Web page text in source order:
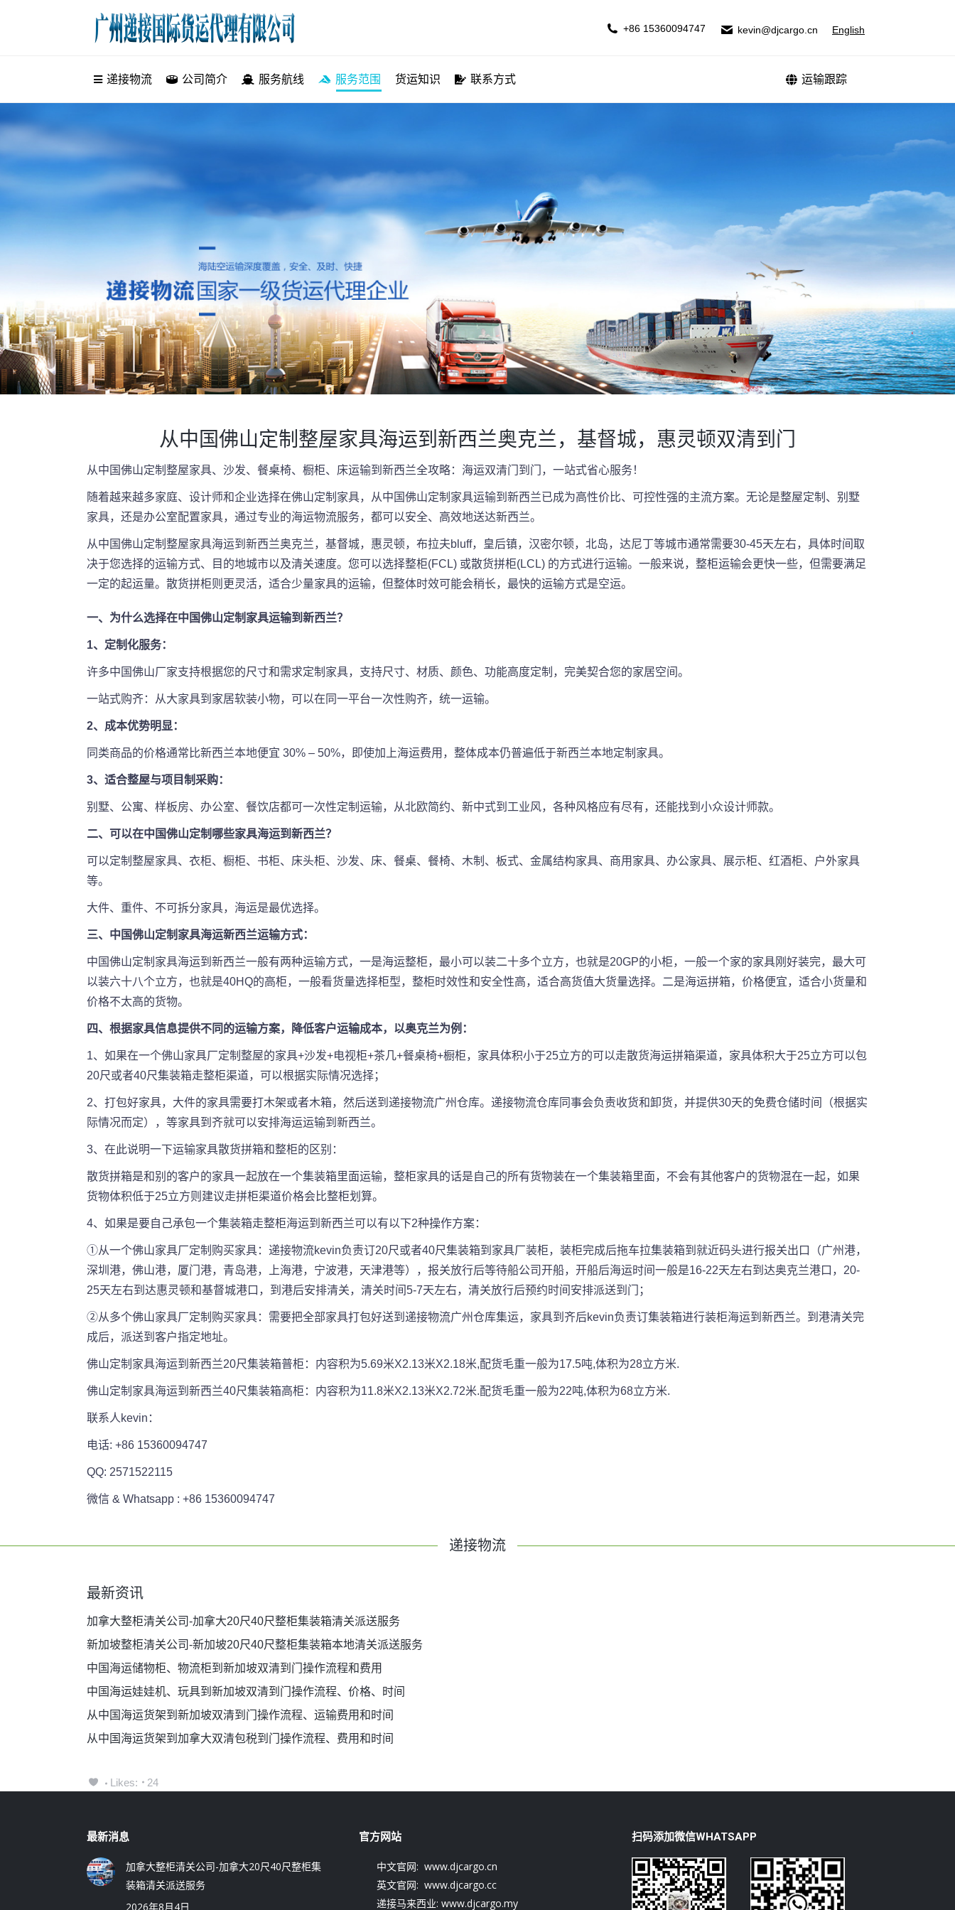
+86 15360094747 kevin@djcargo.cn English
递接物流 公司简介 服务航线 服务范围 货运知识 联系方式 运输跟踪
从中国佛山定制整屋家具海运到新西兰奥克兰，基督城，惠灵顿双清到门
从中国佛山定制整屋家具、沙发、餐桌椅、橱柜、床运输到新西兰全攻略：海运双清门到门，一站式省心服务！
随着越来越多家庭、设计师和企业选择在佛山定制家具，从中国佛山定制家具运输到新西兰已成为高性价比、可控性强的主流方案。无论是整屋定制、别墅
家具，还是办公室配置家具，通过专业的海运物流服务，都可以安全、高效地送达新西兰。
从中国佛山定制整屋家具海运到新西兰奥克兰，基督城，惠灵顿，布拉夫bluff，皇后镇，汉密尔顿，北岛，达尼丁等城市通常需要30-45天左右，具体时间取
决于您选择的运输方式、目的地城市以及清关速度。您可以选择整柜(FCL) 或散货拼柜(LCL) 的方式进行运输。一般来说，整柜运输会更快一些，但需要满足
一定的起运量。散货拼柜则更灵活，适合少量家具的运输，但整体时效可能会稍长，最快的运输方式是空运。
一、为什么选择在中国佛山定制家具运输到新西兰？
1、定制化服务：
许多中国佛山厂家支持根据您的尺寸和需求定制家具，支持尺寸、材质、颜色、功能高度定制，完美契合您的家居空间。
一站式购齐：从大家具到家居软装小物，可以在同一平台一次性购齐，统一运输。
2、成本优势明显：
同类商品的价格通常比新西兰本地便宜 30% – 50%，即使加上海运费用，整体成本仍普遍低于新西兰本地定制家具。
3、适合整屋与项目制采购：
别墅、公寓、样板房、办公室、餐饮店都可一次性定制运输，从北欧简约、新中式到工业风，各种风格应有尽有，还能找到小众设计师款。
二、可以在中国佛山定制哪些家具海运到新西兰？
可以定制整屋家具、衣柜、橱柜、书柜、床头柜、沙发、床、餐桌、餐椅、木制、板式、金属结构家具、商用家具、办公家具、展示柜、红酒柜、户外家具
等。
大件、重件、不可拆分家具，海运是最优选择。
三、中国佛山定制家具海运新西兰运输方式：
中国佛山定制家具海运到新西兰一般有两种运输方式，一是海运整柜，最小可以装二十多个立方，也就是20GP的小柜，一般一个家的家具刚好装完，最大可
以装六十八个立方，也就是40HQ的高柜，一般看货量选择柜型，整柜时效性和安全性高，适合高货值大货量选择。二是海运拼箱，价格便宜，适合小货量和
价格不太高的货物。
四、根据家具信息提供不同的运输方案，降低客户运输成本，以奥克兰为例：
1、如果在一个佛山家具厂定制整屋的家具+沙发+电视柜+茶几+餐桌椅+橱柜，家具体积小于25立方的可以走散货海运拼箱渠道，家具体积大于25立方可以包
20尺或者40尺集装箱走整柜渠道，可以根据实际情况选择；
2、打包好家具，大件的家具需要打木架或者木箱，然后送到递接物流广州仓库。递接物流仓库同事会负责收货和卸货，并提供30天的免费仓储时间（根据实
际情况而定），等家具到齐就可以安排海运运输到新西兰。
3、在此说明一下运输家具散货拼箱和整柜的区别：
散货拼箱是和别的客户的家具一起放在一个集装箱里面运输，整柜家具的话是自己的所有货物装在一个集装箱里面，不会有其他客户的货物混在一起，如果
货物体积低于25立方则建议走拼柜渠道价格会比整柜划算。
4、如果是要自己承包一个集装箱走整柜海运到新西兰可以有以下2种操作方案：
①从一个佛山家具厂定制购买家具：递接物流kevin负责订20尺或者40尺集装箱到家具厂装柜，装柜完成后拖车拉集装箱到就近码头进行报关出口（广州港，
深圳港，佛山港，厦门港，青岛港，上海港，宁波港，天津港等），报关放行后等待船公司开船，开船后海运时间一般是16-22天左右到达奥克兰港口，20-
25天左右到达惠灵顿和基督城港口，到港后安排清关，清关时间5-7天左右，清关放行后预约时间安排派送到门；
②从多个佛山家具厂定制购买家具：需要把全部家具打包好送到递接物流广州仓库集运，家具到齐后kevin负责订集装箱进行装柜海运到新西兰。到港清关完
成后，派送到客户指定地址。
佛山定制家具海运到新西兰20尺集装箱普柜：内容积为5.69米X2.13米X2.18米,配货毛重一般为17.5吨,体积为28立方米.
佛山定制家具海运到新西兰40尺集装箱高柜：内容积为11.8米X2.13米X2.72米.配货毛重一般为22吨,体积为68立方米.
联系人kevin：
电话: +86 15360094747
QQ: 2571522115
微信 & Whatsapp : +86 15360094747
递接物流
最新资讯
加拿大整柜清关公司-加拿大20尺40尺整柜集装箱清关派送服务
新加坡整柜清关公司-新加坡20尺40尺整柜集装箱本地清关派送服务
中国海运储物柜、物流柜到新加坡双清到门操作流程和费用
中国海运娃娃机、玩具到新加坡双清到门操作流程、价格、时间
从中国海运货架到新加坡双清到门操作流程、运输费用和时间
从中国海运货架到加拿大双清包税到门操作流程、费用和时间
Likes: 24
最新消息
加拿大整柜清关公司-加拿大20尺40尺整柜集
装箱清关派送服务
2026年8月4日
官方网站
中文官网: www.djcargo.cn
英文官网: www.djcargo.cc
递接马来西业: www.djcargo.my
扫码添加微信WHATSAPP
递接物流 联系方式 运输跟踪